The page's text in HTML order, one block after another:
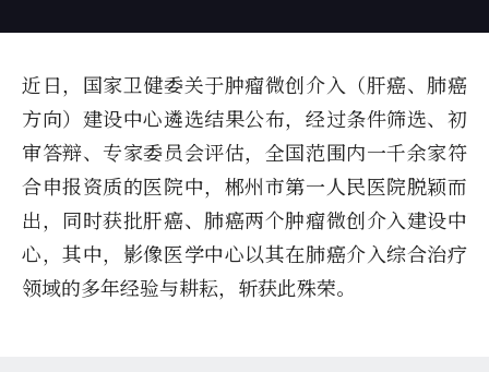
近日，国家卫健委关于肿瘤微创介入（肝癌、肺癌
方向）建设中心遴选结果公布，经过条件筛选、初
审答辩、专家委员会评估，全国范围内一千余家符
合申报资质的医院中，郴州市第一人民医院脱颖而
出，同时获批肝癌、肺癌两个肿瘤微创介入建设中
心，其中，影像医学中心以其在肺癌介入综合治疗
领域的多年经验与耕耘，斩获此殊荣。